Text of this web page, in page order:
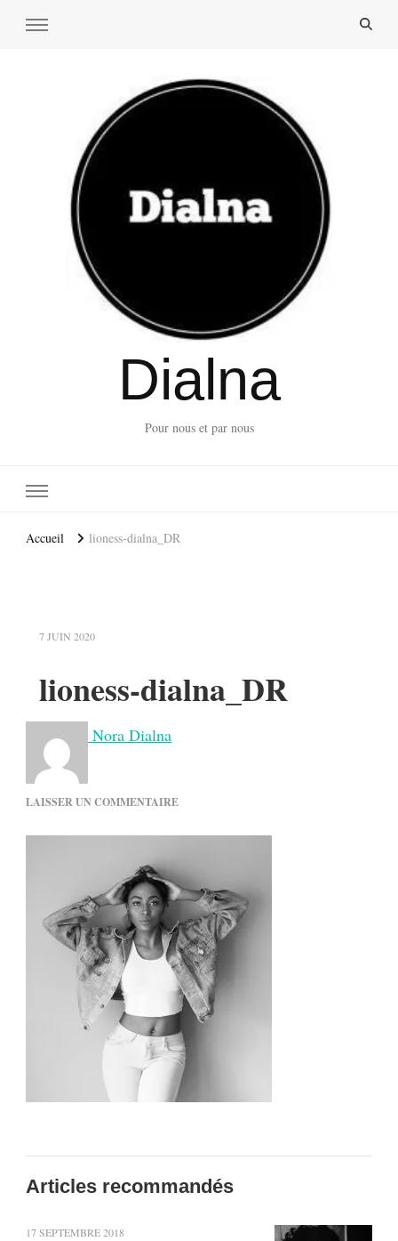
Dialna
Pour nous et par nous
Accueil lioness-dialna_DR
7 JUIN 2020
lioness-dialna_DR
Nora Dialna
LAISSER UN COMMENTAIRESUR
DIALNA_DR
Articles recommandés
17 SEPTEMBRE 2018